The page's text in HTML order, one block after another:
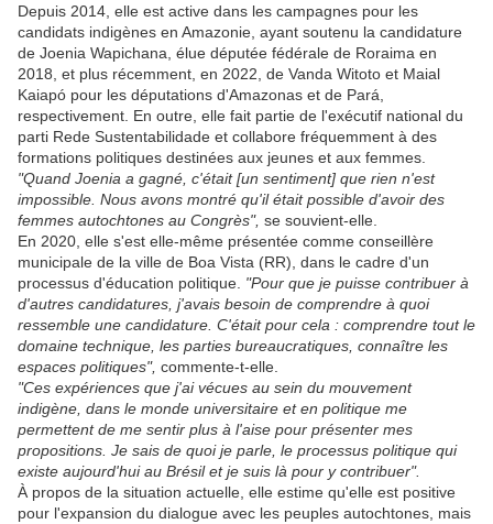
Depuis 2014, elle est active dans les campagnes pour les
candidats indigènes en Amazonie, ayant soutenu la candidature
de Joenia Wapichana, élue députée fédérale de Roraima en
2018, et plus récemment, en 2022, de Vanda Witoto et Maial
Kaiapó pour les députations d'Amazonas et de Pará,
respectivement. En outre, elle fait partie de l'exécutif national du
parti Rede Sustentabilidade et collabore fréquemment à des
formations politiques destinées aux jeunes et aux femmes.
"Quand Joenia a gagné, c'était [un sentiment] que rien n'est
impossible. Nous avons montré qu'il était possible d'avoir des
femmes autochtones au Congrès", se souvient-elle.
En 2020, elle s'est elle-même présentée comme conseillère
municipale de la ville de Boa Vista (RR), dans le cadre d'un
processus d'éducation politique. "Pour que je puisse contribuer à
d'autres candidatures, j'avais besoin de comprendre à quoi
ressemble une candidature. C'était pour cela : comprendre tout le
domaine technique, les parties bureaucratiques, connaître les
espaces politiques", commente-t-elle.
"Ces expériences que j'ai vécues au sein du mouvement
indigène, dans le monde universitaire et en politique me
permettent de me sentir plus à l'aise pour présenter mes
propositions. Je sais de quoi je parle, le processus politique qui
existe aujourd'hui au Brésil et je suis là pour y contribuer".
À propos de la situation actuelle, elle estime qu'elle est positive
pour l'expansion du dialogue avec les peuples autochtones, mais